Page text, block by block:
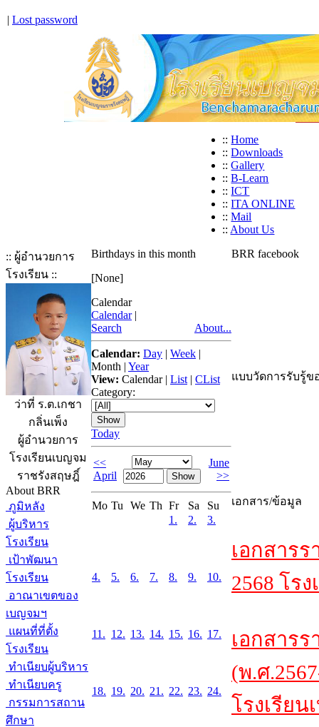
| Lost password
:: Home
:: Downloads
:: Gallery
:: B-Learn
:: ICT
:: ITA ONLINE
:: Mail
:: About Us
:: ผู้อำนวยการ
โรงเรียน ::
ว่าที่ ร.ต.เกชา
กลิ่นเพ็ง
ผู้อำนวยการ
โรงเรียนเบญจม
ราชรังสฤษฎิ์
About BRR
ภูมิหลัง
ผู้บริหาร
โรงเรียน
เป้าพัฒนา
โรงเรียน
อาณาเขตของ
เบญจมฯ
แผนที่ที่ตั้ง
โรงเรียน
ทำเนียบผู้บริหาร
ทำเนียบครู
กรรมการสถาน
ศึกษา
Birthdays in this month
[None]
Calendar
Calendar |
Search
About...
Calendar: Day | Week |
Month | Year
View: Calendar| List | CList
Category:
Today
<<
April
June
>>
Mo Tu We Th Fr Sa
Su
1.
2. 3.
4. 5. 6. 7. 8. 9. 10.
11. 12. 13. 14. 15. 16. 17.
18. 19. 20. 21. 22. 23. 24.
BRR facebook
แบบวัดการรับรู้ข
เอกสาร/ข้อมูล
เอกสาร
2568 โร
เอกสาร
(พ.ศ
โรงเรีย